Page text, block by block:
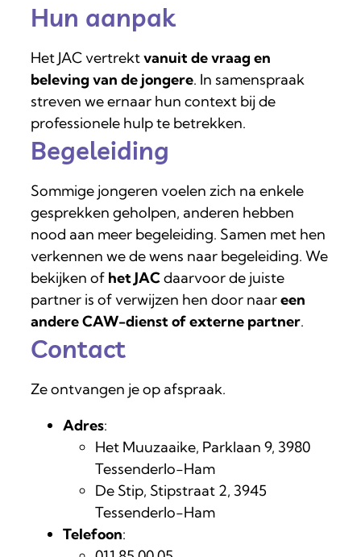
Hun aanpak
Het JAC vertrektvanuit de vraag en
beleving van de jongere. In samenspraak
streven we ernaar hun context bij de
professionele hulp te betrekken.
Begeleiding
Sommige jongeren voelen zich na enkele
gesprekken geholpen, anderen hebben
nood aan meer begeleiding. Samen met hen
verkennen we de wens naar begeleiding. We
bekijken of het JACdaarvoor de juiste
partner is of verwijzen hen door naareen
andere CAW-dienst of externe partner.
Contact
Ze ontvangen je op afspraak.
Adres:
Het Muuzaaike, Parklaan 9, 3980
Tessenderlo-Ham
De Stip, Stipstraat 2, 3945
Tessenderlo-Ham
Telefoon: